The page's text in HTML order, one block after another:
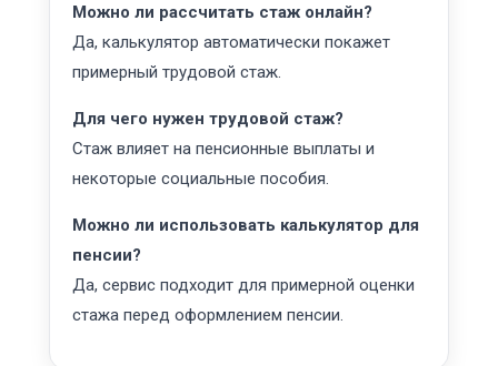
Можно ли рассчитать стаж онлайн?
Да, калькулятор автоматически покажет
примерный трудовой стаж.
Для чего нужен трудовой стаж?
Стаж влияет на пенсионные выплаты и
некоторые социальные пособия.
Можно ли использовать калькулятор для
пенсии?
Да, сервис подходит для примерной оценки
стажа перед оформлением пенсии.